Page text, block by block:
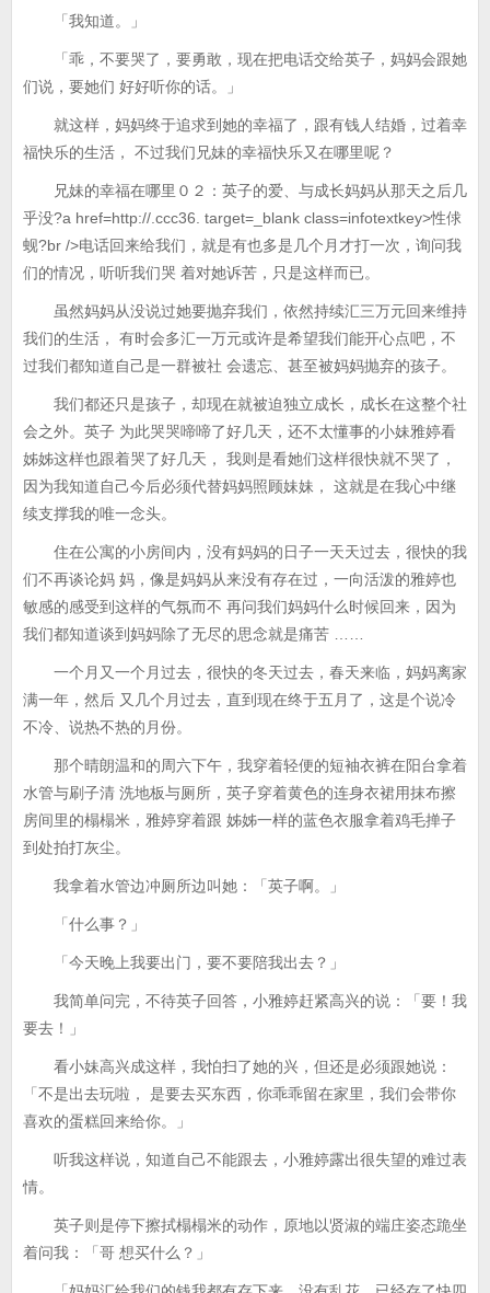
「我知道。」
「乖，不要哭了，要勇敢，现在把电话交给英子，妈妈会跟她
们说，要她们 好好听你的话。」
就这样，妈妈终于追求到她的幸福了，跟有钱人结婚，过着幸
福快乐的生活， 不过我们兄妹的幸福快乐又在哪里呢？
兄妹的幸福在哪里０２：英子的爱、与成长妈妈从那天之后几
乎没?a href=http://.ccc36. target=_blank class=infotextkey>性俅
蚬?br />电话回来给我们，就是有也多是几个月才打一次，询问我
们的情况，听听我们哭 着对她诉苦，只是这样而已。
虽然妈妈从没说过她要抛弃我们，依然持续汇三万元回来维持
我们的生活， 有时会多汇一万元或许是希望我们能开心点吧，不
过我们都知道自己是一群被社 会遗忘、甚至被妈妈抛弃的孩子。
我们都还只是孩子，却现在就被迫独立成长，成长在这整个社
会之外。英子 为此哭哭啼啼了好几天，还不太懂事的小妹雅婷看
姊姊这样也跟着哭了好几天， 我则是看她们这样很快就不哭了，
因为我知道自己今后必须代替妈妈照顾妹妹， 这就是在我心中继
续支撑我的唯一念头。
住在公寓的小房间内，没有妈妈的日子一天天过去，很快的我
们不再谈论妈 妈，像是妈妈从来没有存在过，一向活泼的雅婷也
敏感的感受到这样的气氛而不 再问我们妈妈什么时候回来，因为
我们都知道谈到妈妈除了无尽的思念就是痛苦 ……
一个月又一个月过去，很快的冬天过去，春天来临，妈妈离家
满一年，然后 又几个月过去，直到现在终于五月了，这是个说冷
不冷、说热不热的月份。
那个晴朗温和的周六下午，我穿着轻便的短袖衣裤在阳台拿着
水管与刷子清 洗地板与厕所，英子穿着黄色的连身衣裙用抹布擦
房间里的榻榻米，雅婷穿着跟 姊姊一样的蓝色衣服拿着鸡毛掸子
到处拍打灰尘。
我拿着水管边冲厕所边叫她：「英子啊。」
「什么事？」
「今天晚上我要出门，要不要陪我出去？」
我简单问完，不待英子回答，小雅婷赶紧高兴的说：「要！我
要去！」
看小妹高兴成这样，我怕扫了她的兴，但还是必须跟她说：
「不是出去玩啦， 是要去买东西，你乖乖留在家里，我们会带你
喜欢的蛋糕回来给你。」
听我这样说，知道自己不能跟去，小雅婷露出很失望的难过表
情。
英子则是停下擦拭榻榻米的动作，原地以贤淑的端庄姿态跪坐
着问我：「哥 想买什么？」